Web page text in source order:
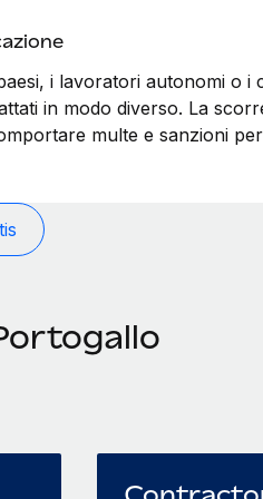
i lavoratori autonomi o i
in modo diverso. La
multe e sanzioni per